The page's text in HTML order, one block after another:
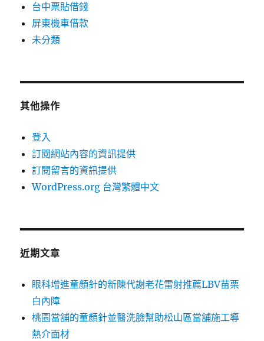
台中票貼借錢
屏東機車借款
未分類
其他操作
登入
訂閱網站內容的資訊提供
訂閱留言的資訊提供
WordPress.org 台灣繁體中文
近期文章
眼科增進童顏針的新陳代謝老花雷射推薦LBV苗栗
白內障
桃園當舖的童顏針並醫洗臉幫助松山區當舖施工導
熱介面材